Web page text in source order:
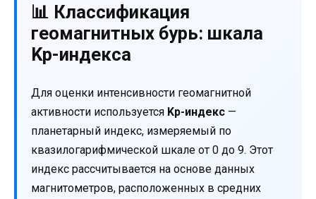
📊 Классификация
геомагнитных бурь: шкала
Kp-индекса
Для оценки интенсивности геомагнитной
активности используется Kp-индекс —
планетарный индекс, измеряемый по
квазилогарифмической шкале от 0 до 9. Этот
индекс рассчитывается на основе данных
магнитометров, расположенных в средних